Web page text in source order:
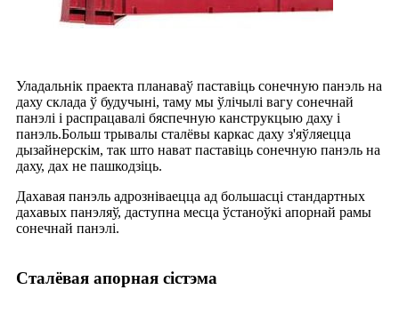
Уладальнік праекта планаваў паставіць сонечную панэль на
даху склада ў будучыні, таму мы ўлічылі вагу сонечнай
панэлі і распрацавалі бяспечную канструкцыю даху і
панэль.Больш трывалы сталёвы каркас даху з'яўляецца
дызайнерскім, так што нават паставіць сонечную панэль на
даху, дах не пашкодзіць.
Дахавая панэль адрозніваецца ад большасці стандартных
дахавых панэляў, даступна месца ўстаноўкі апорнай рамы
сонечнай панэлі.
Сталёвая апорная сістэма